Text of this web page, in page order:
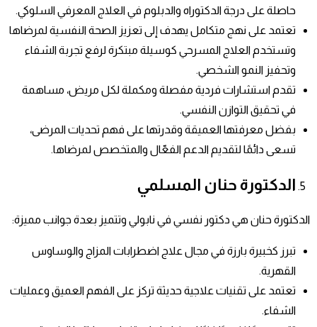
حاصلة على درجة الدكتوراه والدبلوم في العلاج المعرفي السلوكي.
تعتمد على نهج متكامل يهدف إلى تعزيز الصحة النفسية لمرضاها
وتستخدم العلاج المسرحي كوسيلة مبتكرة لرفع تجربة الشفاء
وتحفيز النمو الشخصي.
تقدم استشارات فردية مفصلة ومكملة لكل مريض، مساهمة
في تحقيق التوازن النفسي.
بفضل معرفتها العميقة وقدرتها على فهم تحديات المرضى،
تسعى دائمًا لتقديم الدعم الفعّال والمتخصص لمرضاها.
الدكتورة حنان المسلمي
الدكتورة حنان هي دكتور نفسي في نابولي وتتميز بعدة جوانب مميزة:
تبرز كخبيرة بارزة في مجال علاج اضطرابات المزاج والوساوس
القهرية.
تعتمد على تقنيات علاجية حديثة تركز على الفهم العميق وعمليات
الشفاء.